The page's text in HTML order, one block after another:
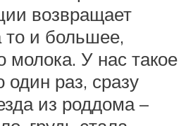
возвращает
то и большее,
молока. У нас такое
один раз, сразу
из роддома –